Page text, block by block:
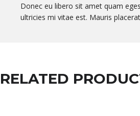
Donec eu libero sit amet quam
ultricies mi vitae est. Mauris
RELATED